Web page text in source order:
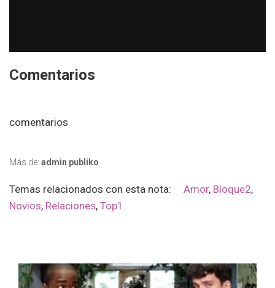
Comentarios
comentarios
Más de: admin publiko
Temas relacionados con esta nota: Amor, Bloque2,
Novios, Relaciones, Top1